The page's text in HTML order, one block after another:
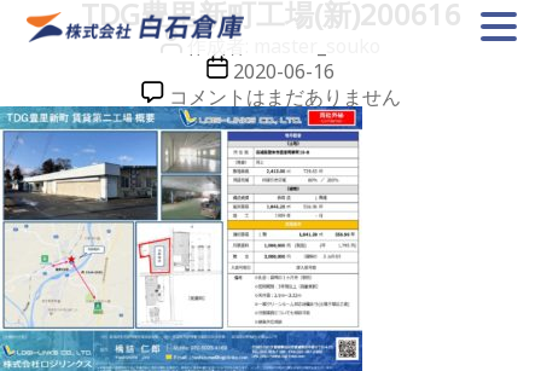
TDG豊里新町工場(新)200616
投
稿
者
作成者:
投
稿
日
2020-06-16
TDG
豊
里
新
町
工
場
(新)200616
へ
の
コメントはまだありません